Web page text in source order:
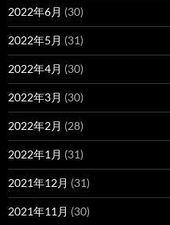
2022年6月 (30)
2022年5月 (31)
2022年4月 (30)
2022年3月 (30)
2022年2月 (28)
2022年1月 (31)
2021年12月 (31)
2021年11月 (30)